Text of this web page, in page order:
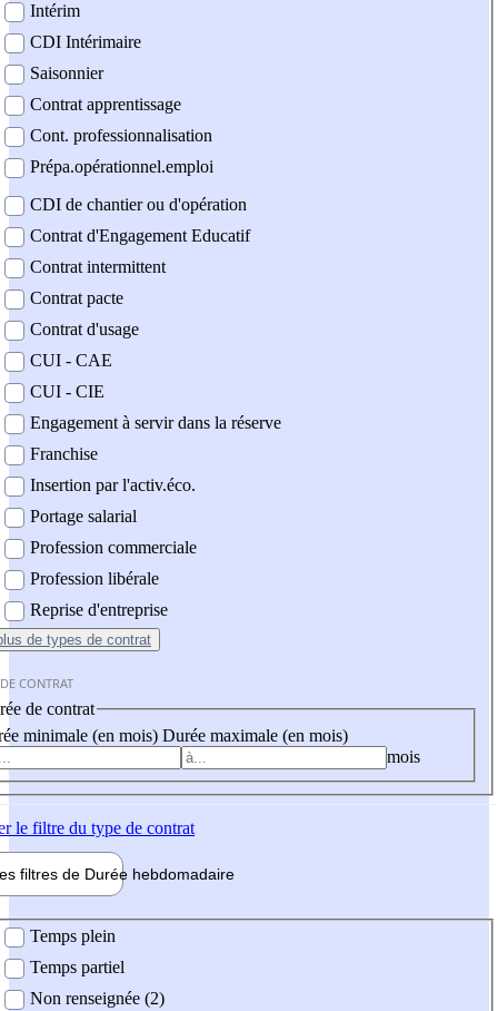
Intérim
CDI Intérimaire
Saisonnier
Contrat apprentissage
Cont. professionnalisation
Prépa.opérationnel.emploi
CDI de chantier ou d'opération
Contrat d'Engagement Educatif
Contrat intermittent
Contrat pacte
Contrat d'usage
CUI - CAE
CUI - CIE
Engagement à servir dans la réserve
Franchise
Insertion par l'activ.éco.
Portage salarial
Profession commerciale
Profession libérale
Reprise d'entreprise
de types de contrat
CONTRAT
de contrat
minimale (en mois) Durée maximale (en mois)
mois
le filtre du type de contrat
filtres de Durée hebdomadaire
Temps plein
Temps partiel
Non renseignée (2)